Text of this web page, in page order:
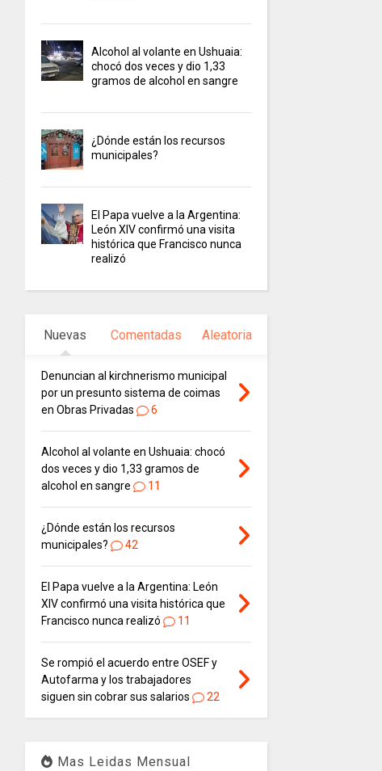
Alcohol al volante en Ushuaia:
chocó dos veces y dio 1,33
gramos de alcohol en sangre
¿Dónde están los recursos
municipales?
El Papa vuelve a la Argentina:
León XIV confirmó una visita
histórica que Francisco nunca
realizó
Nuevas Comentadas Aleatoria
Denuncian al kirchnerismo municipal
por un presunto sistema de coimas
en Obras Privadas
6
Alcohol al volante en Ushuaia: chocó
dos veces y dio 1,33 gramos de
alcohol en sangre
11
¿Dónde están los recursos
municipales?
42
El Papa vuelve a la Argentina: León
XIV confirmó una visita histórica que
Francisco nunca realizó
11
Se rompió el acuerdo entre OSEF y
Autofarma y los trabajadores
siguen sin cobrar sus salarios
22
Mas Leidas Mensual